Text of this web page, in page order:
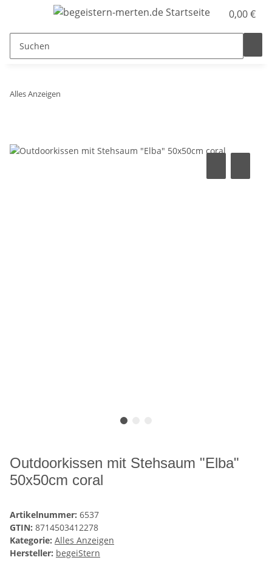
0,00 €
Alles Anzeigen
Outdoorkissen mit Stehsaum "Elba"
50x50cm coral
Artikelnummer: 6537
GTIN: 8714503412278
Kategorie: Alles Anzeigen
Hersteller: begeiStern